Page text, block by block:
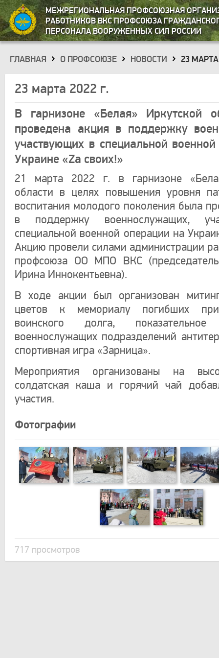
МЕЖРЕГИОНАЛЬНАЯ ПРОФСОЮЗНАЯ
РАБОТНИКОВ ВКС ПРОФСОЮЗА
ПЕРСОНАЛА ВООРУЖЕННЫХ СИЛ РОССИИ
ГЛАВНАЯ О ПРОФСОЮЗЕ НОВОСТИ »23 МАРТА
23 марта 2022 г.
В гарнизоне «Белая» Иркутской
проведена акция в поддержку
участвующих в специальной
Украине «Zа своих!»
21 марта 2022 г. в гарнизоне
области в целях повышения уровня
воспитания молодого поколения была
в поддержку военнослужащих,
специальной военной операции на
Акцию провели силами администрации
профсоюза ОО МПО ВКС
Ирина Иннокентьевна).
В ходе акции был организован
цветов к мемориалу погибших
воинского долга, показательное
военнослужащих подразделений
спортивная игра «Зарница».
Мероприятия организованы на
солдатская каша и горячий чай
участия.
Фотографии
717 просмотров